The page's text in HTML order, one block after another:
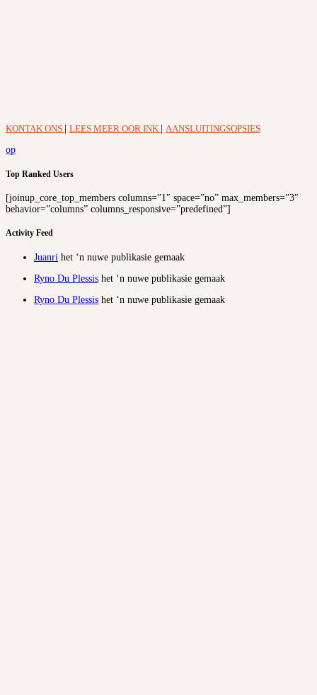
KONTAK ONS LEES MEER OOR INK
AANSLUITINGSOPSIES
op
Top Ranked Users
[joinup_core_top_members columns=”1″ space=”no” max_members=”3″
behavior=”columns” columns_responsive=”predefined”]
Activity Feed
Juanri het ‘n nuwe publikasie gemaak
Ryno Du Plessis het ‘n nuwe publikasie gemaak
Ryno Du Plessis het ‘n nuwe publikasie gemaak